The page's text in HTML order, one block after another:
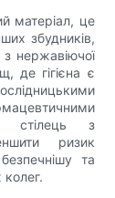
матеріал, це
збудників,
з нержавіючої
де гігієна є
стілець з
ризик
та